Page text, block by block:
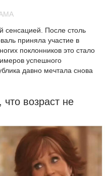
сенсацией. После столь
приняла участие в
поклонников это стало
успешного
давно мечтала снова
возраст не